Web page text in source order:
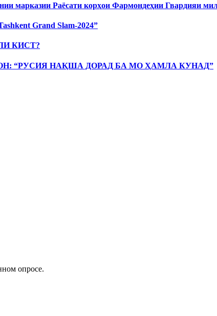
марказии Раёсати корҳои Фармондеҳии Гвардияи
Grand Slam-2024”
КИСТ?
“РУСИЯ НАҚША ДОРАД БА МО ҲАМЛА КУНАД”
опросе.